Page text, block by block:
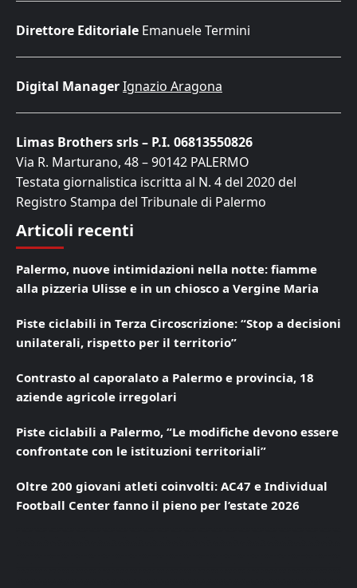
Direttore Editoriale Emanuele Termini
Digital ManagerIgnazio Aragona
Limas Brothers srls – P.I. 06813550826
Via R. Marturano, 48 – 90142 PALERMO
Testata giornalistica iscritta al N. 4 del 2020 del
Registro Stampa del Tribunale di Palermo
Articoli recenti
Palermo, nuove intimidazioni nella notte: fiamme
alla pizzeria Ulisse e in un chiosco a Vergine Maria
Piste ciclabili in Terza Circoscrizione: “Stop a decisioni
unilaterali, rispetto per il territorio”
Contrasto al caporalato a Palermo e provincia, 18
aziende agricole irregolari
Piste ciclabili a Palermo, “Le modifiche devono essere
confrontate con le istituzioni territoriali”
Oltre 200 giovani atleti coinvolti: AC47 e Individual
Football Center fanno il pieno per l’estate 2026